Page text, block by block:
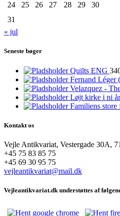
24
25 26 27 28 29
30
31
« jul
Seneste bøger
Quilts ENG
Fernand Léger
Velazquez -
Løjt kirke i ni
Familiens
Kontakt os
Vejle Antikvariat, Vestergade 30A,
+45 75 83 85 75
+45 69 30 95 75
vejleantikvariat@mail.dk
Vejleantikvariat.dk understøttes af